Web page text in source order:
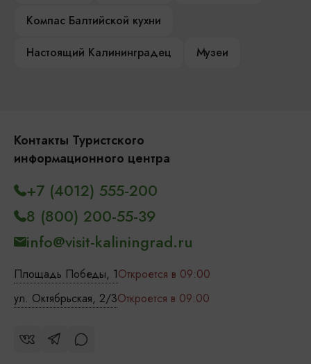
Компас Балтийской кухни
Настоящий Калининградец
Музеи
Контакты Туристского
информационного центра
Площадь Победы, 1Откроется в 09:00
ул. Октябрьская, 2/3Откроется в 09:00
+7 (4012) 555-200
8 (800) 200-55-39
info@visit-kaliningrad.ru